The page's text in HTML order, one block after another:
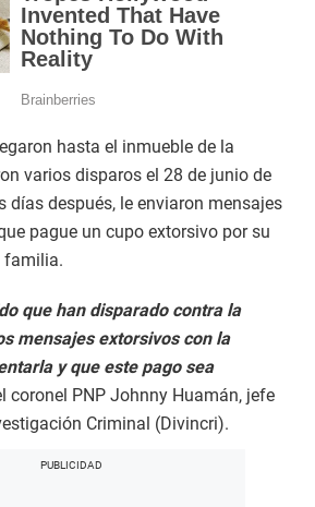
hasta el inmueble de la
varios disparos el 28 de junio de
días después, le enviaron mensajes
pague un cupo extorsivo por su
familia.
que han disparado contra la
mensajes extorsivos con la
y que este pago sea
coronel PNP Johnny Huamán, jefe
Criminal (Divincri).